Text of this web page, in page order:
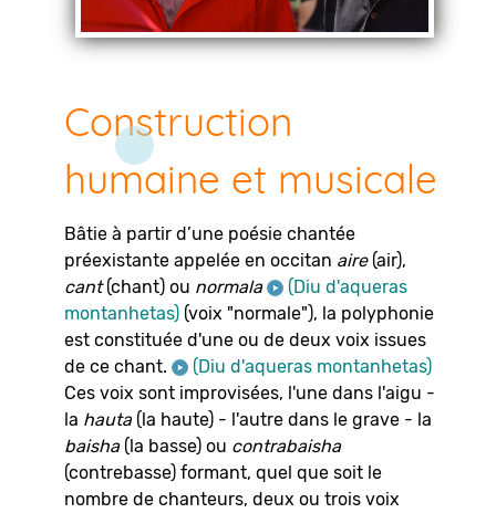
Construction
humaine et musicale
Bâtie à partir d’une poésie chantée
préexistante appelée en occitan aire(air),
cant(chant) ou normala
(Diu d'aqueras
montanhetas) (voix "normale"), la polyphonie
est constituée d'une ou de deux voix issues
de ce chant.
(Diu d'aqueras montanhetas)
Ces voix sont improvisées, l'une dans l'aigu -
la hauta(la haute) - l'autre dans le grave - la
baisha(la basse) ou contrabaisha
(contrebasse) formant, quel que soit le
nombre de chanteurs, deux ou trois voix